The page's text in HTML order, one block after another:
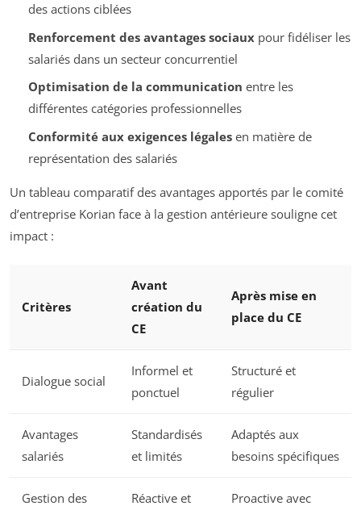
des actions ciblées
Renforcement des avantages sociauxpour fidéliser les
salariés dans un secteur concurrentiel
Optimisation de la communication entre les
différentes catégories professionnelles
Conformité aux exigences légalesen matière de
représentation des salariés
Un tableau comparatif des avantages apportés par le comité
d’entreprise Korian face à la gestion antérieure souligne cet
impact :
Critères
Avant
création du
CE
Après mise en
place du CE
Dialogue social
Informel et
ponctuel
Structuré et
régulier
Avantages
salariés
Standardisés
et limités
Adaptés aux
besoins spécifiques
Gestion des Réactive et Proactive avec